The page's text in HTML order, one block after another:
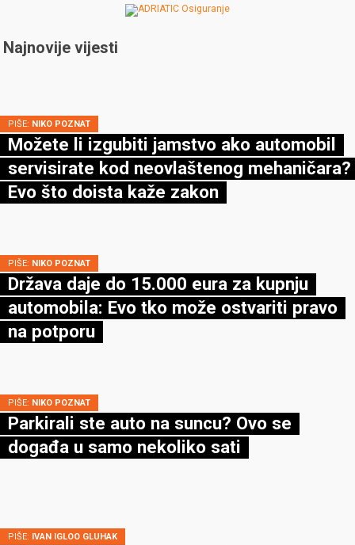
Najnovije vijesti
PIŠE: NIKO POZNAT
Možete li izgubiti jamstvo ako automobil
servisirate kod neovlaštenog mehaničara?
Evo što doista kaže zakon
PIŠE: NIKO POZNAT
Država daje do 15.000 eura za kupnju
automobila: Evo tko može ostvariti pravo
na potporu
PIŠE: NIKO POZNAT
Parkirali ste auto na suncu? Ovo se
događa u samo nekoliko sati
PIŠE: IVAN IGLOO GLUHAK